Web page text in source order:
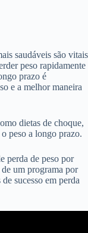
saudáveis ​​são vitais
peso rapidamente
prazo é
e a melhor maneira
dietas de choque,
peso a longo prazo.
perda de peso por
de um programa por
sucesso em perda